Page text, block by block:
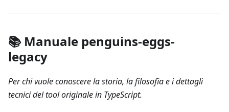
📚 Manuale penguins-eggs-
legacy
Per chi vuole conoscere la storia, la filosofia e i dettagli
tecnici del tool originale in TypeScript.